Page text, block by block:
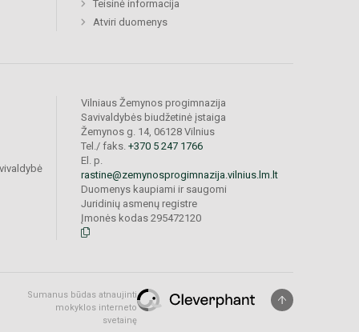
Teisinė informacija
Atviri duomenys
Vilniaus Žemynos progimnazija
Savivaldybės biudžetinė įstaiga
Žemynos g. 14, 06128 Vilnius
Tel./ faks. +370 5 247 1766
El. p.
rastine@zemynosprogimnazija.vilnius.lm.lt
Duomenys kaupiami ir saugomi
Juridinių asmenų registre
Įmonės kodas 295472120
Sumanus būdas atnaujinti
mokyklos interneto
svetainę